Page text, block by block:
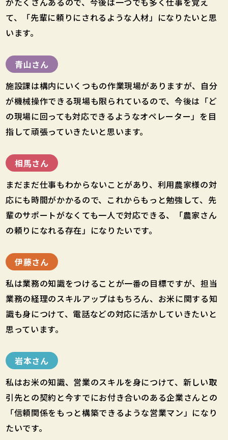
て、「先輩に頼りにされるような人材」になりたいと思
います。
青山さん
施設課は構内にいくつもの作業現場がありますが、自分
が機械操作できる現場も限られているので、今後は「ど
の現場に回っても対応できるようなオペレーター」を目
指して頑張っていきたいと思います。
相馬さん
まだまだ仕事もわからないことがあり、利用農家様の対
応にも時間がかかるので、これからもっと勉強して、先
輩のサポートがなくても一人で対応できる、「農家さん
の頼りになれる存在」になりたいです。
伊藤さん
私は業務の知識をつけることが一番の目標ですが、担当
業務の経理のスキルアップはもちろん、お米に関する知
識も身につけて、電話などの対応に活かしていきたいと
思っています。
岩本さん
私はお米の知識、営業のスキルを身につけて、新しい取
引先との契約と今すでにお付き合いのある企業さんとの
「信頼関係をもっと構築できるような営業マン」になり
たいです。